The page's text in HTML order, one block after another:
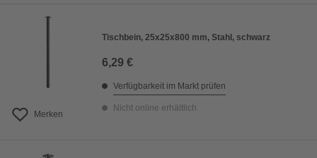
Merken
Tischbein, 25x25x800 mm, Stahl, schwarz
6,29 €
Verfügbarkeit im Markt prüfen
Nicht online erhältlich